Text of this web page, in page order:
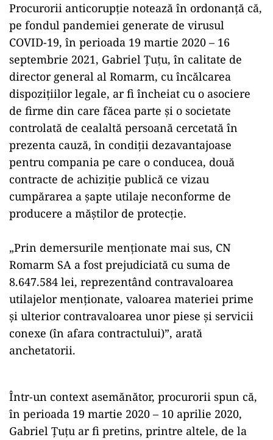
Procurorii anticorupţie notează în ordonanţă că,
pe fondul pandemiei generate de virusul
COVID-19, în perioada 19 martie 2020 – 16
septembrie 2021, Gabriel Ţuţu, în calitate de
director general al Romarm, cu încălcarea
dispoziţiilor legale, ar fi încheiat cu o asociere
de firme din care făcea parte şi o societate
controlată de cealaltă persoană cercetată în
prezenta cauză, în condiţii dezavantajoase
pentru compania pe care o conducea, două
contracte de achiziţie publică ce vizau
cumpărarea a şapte utilaje neconforme de
producere a măştilor de protecţie.
„Prin demersurile menţionate mai sus, CN
Romarm SA a fost prejudiciată cu suma de
8.647.584 lei, reprezentând contravaloarea
utilajelor menţionate, valoarea materiei prime
şi ulterior contravaloarea unor piese şi servicii
conexe (în afara contractului)”, arată
anchetatorii.
Într-un context asemănător, procurorii spun că,
în perioada 19 martie 2020 – 10 aprilie 2020,
Gabriel Ţuţu ar fi pretins, printre altele, de la